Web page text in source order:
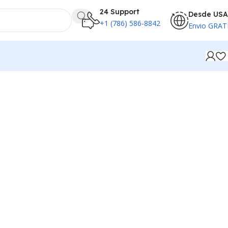
24 Support
+1 (786) 586-8842
Desde USA
Envio